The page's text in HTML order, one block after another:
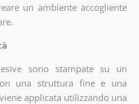
un ambiente accogliente
sono stampate su un
una struttura fine e una
applicata utilizzando una